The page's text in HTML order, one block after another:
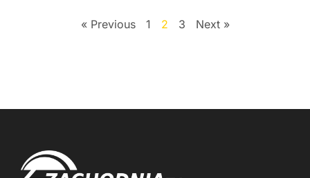
« Previous 1 2 3 Next »